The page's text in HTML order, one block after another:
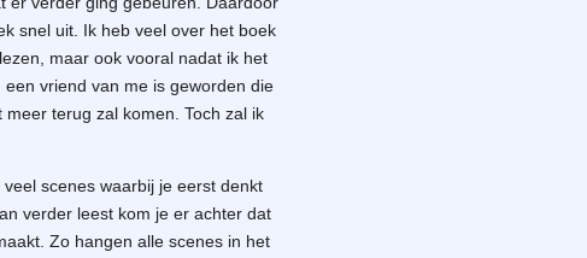
snel uit. Ik heb veel over het boek
maar ook vooral nadat ik het
vriend van me is geworden die
terug zal komen. Toch zal ik
scenes waarbij je eerst denkt
verder leest kom je er achter dat
Zo hangen alle scenes in het